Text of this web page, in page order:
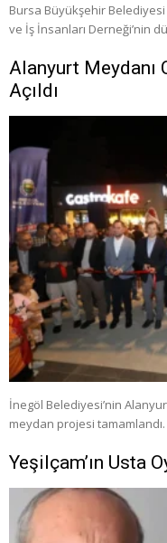
Bursa Büyükşehir
ve İş İnsanları Derneği’nin
Alanyurt Meydanı
Açıldı
İnegöl Belediyesi’nin
meydan projesi
Yeşilçam’ın Usta